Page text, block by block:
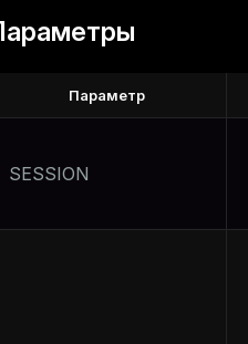
Параметр
SESSION